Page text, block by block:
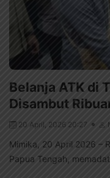
Belanja ATK di
Disambut
20 April, 2026 20:27
Mimika, 20 April 2026 –
Papua Tengah,